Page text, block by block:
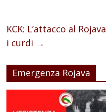
KCK: L’attacco al
i curdi →
Emergenza Rojava